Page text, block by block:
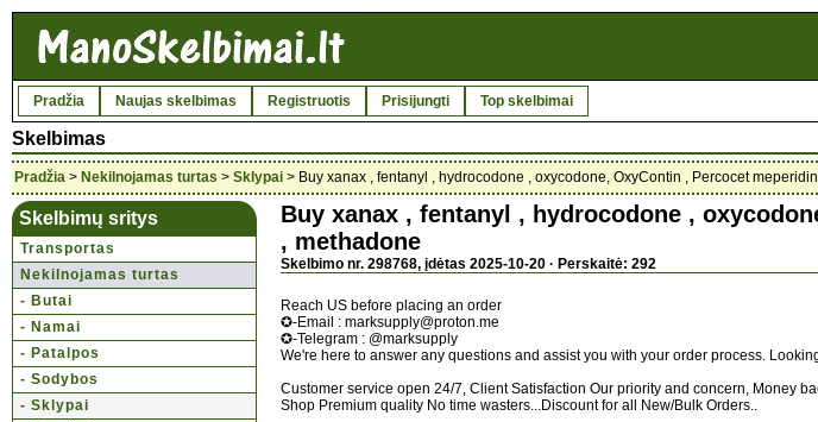
Pradžia Naujas skelbimas Registruotis Prisijungti Top skelbimai
Skelbimas
Pradžia > Nekilnojamas turtas > Sklypai > Buy xanax , fentanyl , hydrocodone , oxycodone, OxyContin , Percocet
Skelbimų sritys
Transportas
Nekilnojamas turtas
- Butai
- Namai
- Patalpos
- Sodybos
- Sklypai
Buy xanax , fentanyl , hydrocodone ,
, methadone
Skelbimo nr. 298768, įdėtas 2025-10-20 · Perskaitė: 292
Reach US before placing an order
✪-Email : marksupply@proton.me
✪-Telegram : @marksupply
We're here to answer any questions and assist you with your order process.
Customer service open 24/7, Client Satisfaction Our priority and concern, Money
Shop Premium quality No time wasters...Discount for all New/Bulk Orders..